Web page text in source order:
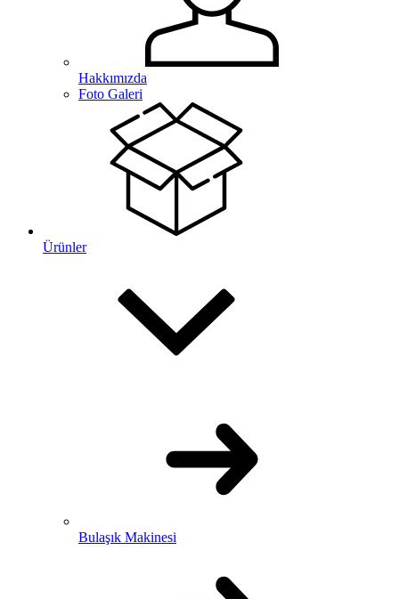
Hakkımızda
Foto Galeri
Ürünler
Bulaşık Makinesi